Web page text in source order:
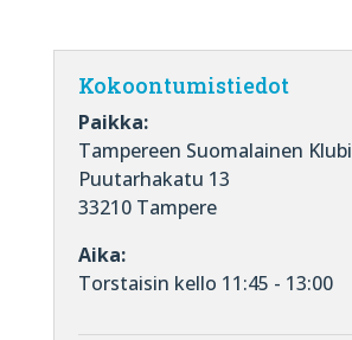
Kokoontumistiedot
Paikka:
Tampereen Suomalainen Klubi
Puutarhakatu 13
33210 Tampere
Aika:
Torstaisin kello 11:45 - 13:00